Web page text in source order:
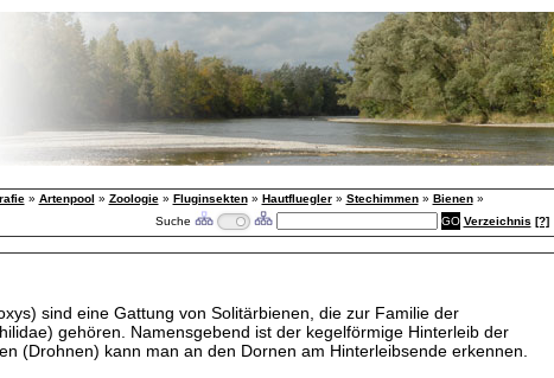
» Artenpool » Zoologie» Fluginsekten» Hautfluegler» Stechimmen» Bienen»
Suche Verzeichnis [?]
sind eine Gattung von Solitärbienen, die zur Familie der
gehören. Namensgebend ist der kegelförmige Hinterleib der
(Drohnen) kann man an den Dornen am Hinterleibsende erkennen.